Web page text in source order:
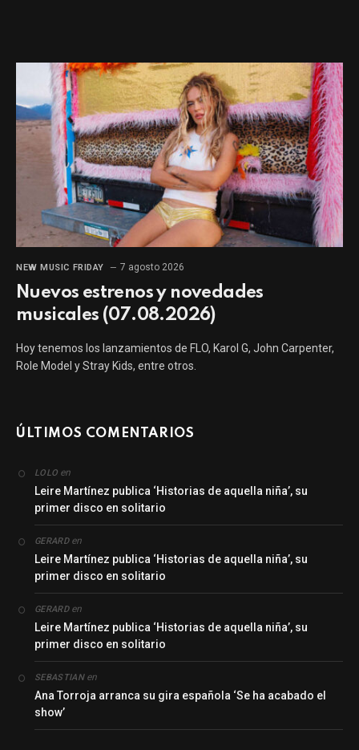
NEW MUSIC FRIDAY 7 agosto 2026
Nuevos estrenos y novedades
musicales (07.08.2026)
Hoy tenemos los lanzamientos de FLO, Karol G, John Carpenter,
Role Model y Stray Kids, entre otros.
ÚLTIMOS COMENTARIOS
LOLO en
Leire Martínez publica ‘Historias de aquella niña’, su
primer disco en solitario
GERARDen
Leire Martínez publica ‘Historias de aquella niña’, su
primer disco en solitario
GERARDen
Leire Martínez publica ‘Historias de aquella niña’, su
primer disco en solitario
SEBASTIANen
Ana Torroja arranca su gira española ‘Se ha acabado el
show’